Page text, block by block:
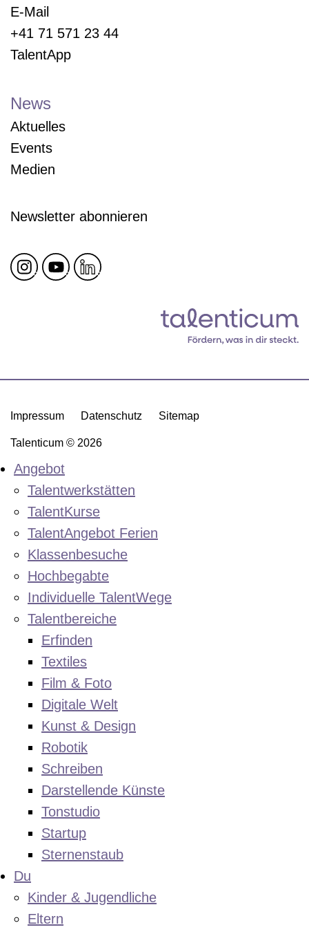
E-Mail
+41 71 571 23 44
TalentApp
News
Aktuelles
Events
Medien
Newsletter abonnieren
Impressum Datenschutz Sitemap
Talenticum © 2026
Angebot
Talentwerkstätten
TalentKurse
TalentAngebot Ferien
Klassenbesuche
Hochbegabte
Individuelle TalentWege
Talentbereiche
Erfinden
Textiles
Film & Foto
Digitale Welt
Kunst & Design
Robotik
Schreiben
Darstellende Künste
Tonstudio
Startup
Sternenstaub
Du
Kinder & Jugendliche
Eltern